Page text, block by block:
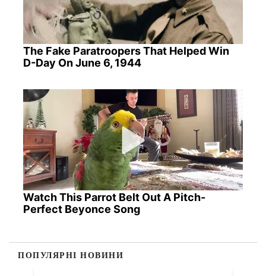
The Fake Paratroopers That Helped Win
D-Day On June 6, 1944
Watch This Parrot Belt Out A Pitch-
Perfect Beyonce Song
ПОПУЛЯРНІ НОВИНИ